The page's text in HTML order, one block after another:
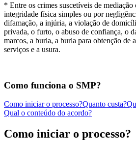
* Entre os crimes suscetíveis de mediação
integridade física simples ou por
difamação, a injúria, a violação de
privada, o furto, o abuso de confiança, o
marcos, a burla, a burla para obtenção de
serviços e a usura.
Como funciona o SMP?
Como iniciar o processo?Quanto custa?
Qual o conteúdo do acordo?
Como iniciar o processo?